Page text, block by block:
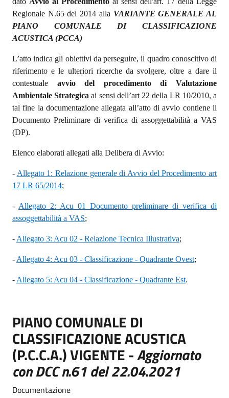
Regionale N.65 del 2014 alla VARIANTE GENERALE AL
PIANO COMUNALE DI CLASSIFICAZIONE
ACUSTICA (PCCA)
L’atto indica gli obiettivi da perseguire, il quadro conoscitivo di
riferimento e le ulteriori ricerche da svolgere, oltre a dare il
contestuale avvio del procedimento di Valutazione
Ambientale Strategica ai sensi dell’art 22 della LR 10/2010, a
tal fine la documentazione allegata all’atto di avvio contiene il
Documento Preliminare di verifica di assoggettabilità a VAS
(DP).
Elenco elaborati allegati alla Delibera di Avvio:
- Allegato 1: Relazione generale di Avvio del Procedimento art
17 LR 65/2014;
- Allegato 2: Acu 01 Documento preliminare di verifica di
assoggettabilità a VAS;
- Allegato 3: Acu 02 - Relazione Tecnica Illustrativa;
- Allegato 4: Acu 03 - Classificazione - Quadrante Ovest;
- Allegato 5: Acu 04 - Classificazione - Quadrante Est.
PIANO COMUNALE DI
CLASSIFICAZIONE ACUSTICA
(P.C.C.A.) VIGENTE -Aggiornato
con DCC n.61 del 22.04.2021
Documentazione